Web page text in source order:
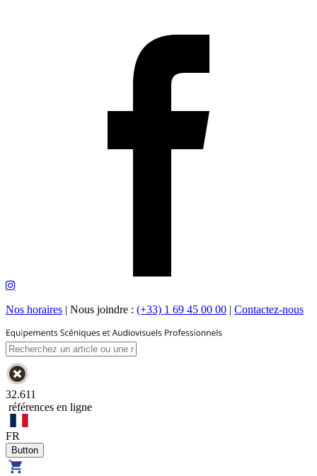
Nos horaires | Nous joindre : (+33) 1 69 45 00 00 | Contactez-nous
32.611
références en ligne
FR